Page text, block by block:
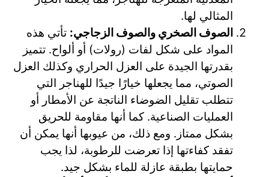
المثالي لها.
الصوف الصخري والصوف الزجاجي: تأتي هذه
المواد على شكل لفات (رولات) أو ألواح. تتميز
بقدرتها الجيدة على العزل الحراري وكذلك العزل
الصوتي، مما يجعلها خيارًا جيدًا للهناجر التي
تتطلب تقليل الضوضاء الناتجة عن الأمطار أو
العمليات الصناعية. كما أنها مقاومة للحريق
بشكل ممتاز. ومع ذلك، من عيوبها أنها يمكن أن
تفقد كفاءتها إذا تعرضت للرطوبة، لذا يجب
حمايتها بطبقة عازلة للماء بشكل جيد.